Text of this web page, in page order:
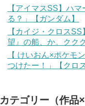
【アイマスSS】ハ
る？」【ガンダム】
【カイジ・クロス
望』の船、か。クク
【 けいおん×ポケモ
つけたー！」【クロ
カテゴリー（作品×